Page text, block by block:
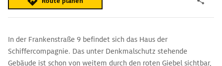
In der Frankenstraße 9 befindet sich das Haus der
Schiffercompagnie. Das unter Denkmalschutz stehende
Gebäude ist schon von weitem durch den roten Giebel sichtbar,